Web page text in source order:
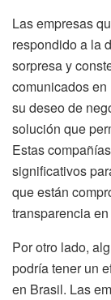
Las empresas
respondido a la
sorpresa y
comunicados
su deseo de
solución que
Estas
significativos
que están
transparencia
Por otro lado,
podría tener un
en Brasil. Las